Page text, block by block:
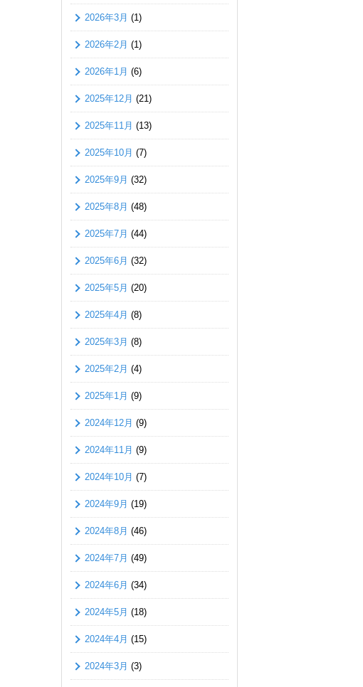
2026年3月 (1)
2026年2月 (1)
2026年1月 (6)
2025年12月 (21)
2025年11月 (13)
2025年10月 (7)
2025年9月 (32)
2025年8月 (48)
2025年7月 (44)
2025年6月 (32)
2025年5月 (20)
2025年4月 (8)
2025年3月 (8)
2025年2月 (4)
2025年1月 (9)
2024年12月 (9)
2024年11月 (9)
2024年10月 (7)
2024年9月 (19)
2024年8月 (46)
2024年7月 (49)
2024年6月 (34)
2024年5月 (18)
2024年4月 (15)
2024年3月 (3)